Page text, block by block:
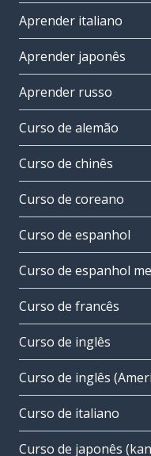
Aprender italiano
Aprender japonês
Aprender russo
Curso de alemão
Curso de chinês
Curso de coreano
Curso de espanhol
Curso de espanhol
Curso de francês
Curso de inglês
Curso de inglês
Curso de italiano
Curso de japonês